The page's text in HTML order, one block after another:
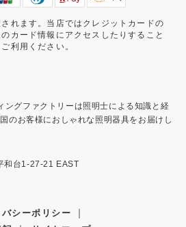
れます。当店ではクレジットカードの
カード情報にアクセスしたりすること
利用ください。
ングファクトリーは照明士による知識と経
のお客様におしゃれな照明器具をお届けし
和台1-27-21 EAST
シーポリシー ｜